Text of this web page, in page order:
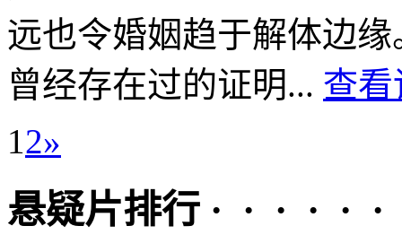
远也令婚姻趋于解体边
曾经存在过的证明... 查看
1 2»
悬疑片排行 · · · · · ·